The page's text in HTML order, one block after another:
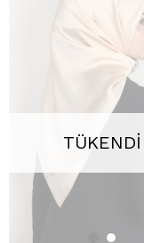
TÜKENDI